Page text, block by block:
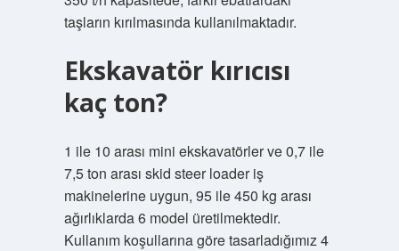
taşların kırılmasında kullanılmaktadır.
Ekskavatör kırıcısı
kaç ton?
1 ile 10 arası mini ekskavatörler ve 0,7 ile
7,5 ton arası skid steer loader iş
makinelerine uygun, 95 ile 450 kg arası
ağırlıklarda 6 model üretilmektedir.
Kullanım koşullarına göre tasarladığımız 4